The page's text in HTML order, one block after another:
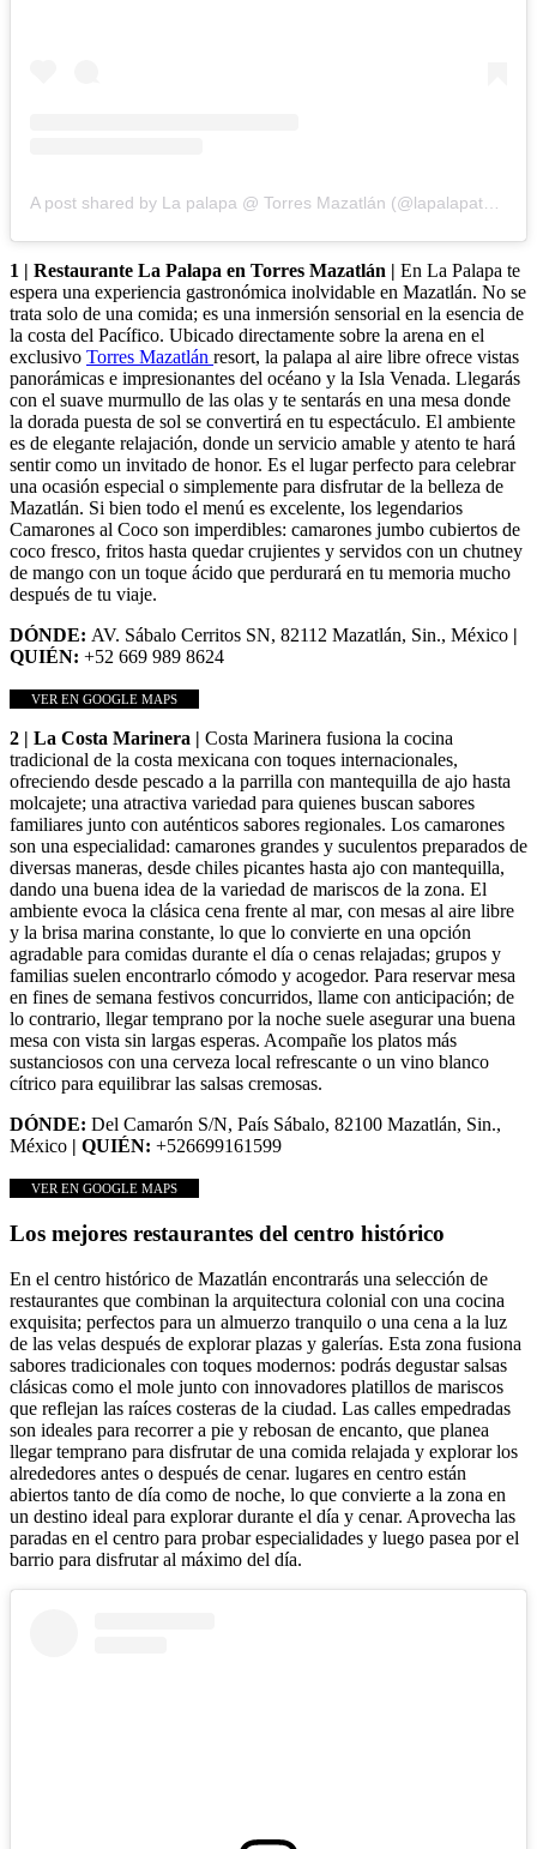
1 | Restaurante La Palapa en Torres Mazatlán | En La Palapa te
espera una experiencia gastronómica inolvidable en Mazatlán. No se
trata solo de una comida; es una inmersión sensorial en la esencia de
la costa del Pacífico. Ubicado directamente sobre la arena en el
exclusivo Torres Mazatlán resort, la palapa al aire libre ofrece vistas
panorámicas e impresionantes del océano y la Isla Venada. Llegarás
con el suave murmullo de las olas y te sentarás en una mesa donde
la dorada puesta de sol se convertirá en tu espectáculo. El ambiente
es de elegante relajación, donde un servicio amable y atento te hará
sentir como un invitado de honor. Es el lugar perfecto para celebrar
una ocasión especial o simplemente para disfrutar de la belleza de
Mazatlán. Si bien todo el menú es excelente, los legendarios
Camarones al Coco son imperdibles: camarones jumbo cubiertos de
coco fresco, fritos hasta quedar crujientes y servidos con un chutney
de mango con un toque ácido que perdurará en tu memoria mucho
después de tu viaje.
DÓNDE: AV. Sábalo Cerritos SN, 82112 Mazatlán, Sin., México |
QUIÉN: +52 669 989 8624
VER EN GOOGLE MAPS
2 | La Costa Marinera | Costa Marinera fusiona la cocina
tradicional de la costa mexicana con toques internacionales,
ofreciendo desde pescado a la parrilla con mantequilla de ajo hasta
molcajete; una atractiva variedad para quienes buscan sabores
familiares junto con auténticos sabores regionales. Los camarones
son una especialidad: camarones grandes y suculentos preparados de
diversas maneras, desde chiles picantes hasta ajo con mantequilla,
dando una buena idea de la variedad de mariscos de la zona. El
ambiente evoca la clásica cena frente al mar, con mesas al aire libre
y la brisa marina constante, lo que lo convierte en una opción
agradable para comidas durante el día o cenas relajadas; grupos y
familias suelen encontrarlo cómodo y acogedor. Para reservar mesa
en fines de semana festivos concurridos, llame con anticipación; de
lo contrario, llegar temprano por la noche suele asegurar una buena
mesa con vista sin largas esperas. Acompañe los platos más
sustanciosos con una cerveza local refrescante o un vino blanco
cítrico para equilibrar las salsas cremosas.
DÓNDE: Del Camarón S/N, País Sábalo, 82100 Mazatlán, Sin.,
México | QUIÉN: +526699161599
VER EN GOOGLE MAPS
Los mejores restaurantes del centro histórico
En el centro histórico de Mazatlán encontrarás una selección de
restaurantes que combinan la arquitectura colonial con una cocina
exquisita; perfectos para un almuerzo tranquilo o una cena a la luz
de las velas después de explorar plazas y galerías. Esta zona fusiona
sabores tradicionales con toques modernos: podrás degustar salsas
clásicas como el mole junto con innovadores platillos de mariscos
que reflejan las raíces costeras de la ciudad. Las calles empedradas
son ideales para recorrer a pie y rebosan de encanto, que planea
llegar temprano para disfrutar de una comida relajada y explorar los
alrededores antes o después de cenar. lugares en centro están
abiertos tanto de día como de noche, lo que convierte a la zona en
un destino ideal para explorar durante el día y cenar. Aprovecha las
paradas en el centro para probar especialidades y luego pasea por el
barrio para disfrutar al máximo del día.